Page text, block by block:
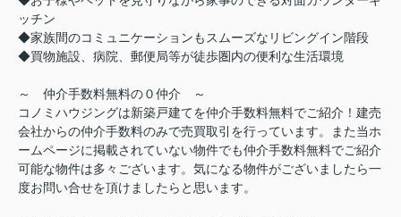
ッチン
◆家族間のコミュニケーションもスムーズなリビングイン階段
◆買物施設、病院、郵便局等が徒歩圏内の便利な生活環境
～ 仲介手数料無料の０仲介 ～
コノミハウジングは新築戸建てを仲介手数料無料でご紹介！建売
会社からの仲介手数料のみで売買取引を行っています。また当ホ
ームページに掲載されていない物件でも仲介手数料無料でご紹介
可能な物件は多々ございます。気になる物件がございましたら一
度お問い合せを頂けましたらと思います。